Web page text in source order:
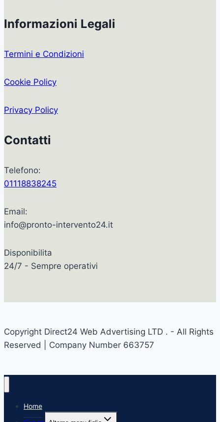
Informazioni Legali
Termini e Condizioni
Cookie Policy
Privacy Policy
Contatti
Telefono:
01118838245
Email:
info@pronto-intervento24.it
Disponibilita
24/7 - Sempre operativi
Copyright Direct24 Web Advertising LTD . - All Rights
Reserved | Company Number 663757
Home